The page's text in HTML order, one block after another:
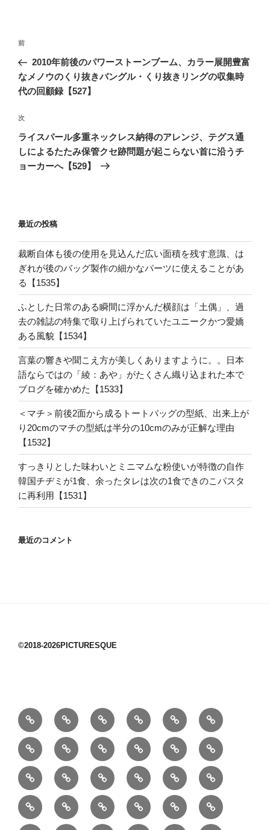
投
ナ
ビ
ー
シ
ョ
ン
前
の
投
稿
前
2010年前後のパワーストーンブーム、カラー展開豊富
なメノウのくり抜きバングル・くり抜きリングの収集時
代の回顧録【527】
次
の
投
稿
次
ライスパール多重ネックレス納得のアレンジ、テグス通
しによるたたみ保管クセ跡問題が起こらない首に沿うチ
ョーカーへ【529】
最近の投稿
裁断自体も後の使用を見込んだ広い面積を残す意識、は
ぎれが後のバッグ製作の細かなパーツに使えることがあ
る【1535】
ふとした日常のある瞬間に浮かんだ横顔は「土偶」、過
去の雑誌の特集で取り上げられていたユニークかつ愛嬌
ある風貌【1534】
言葉の響きや聞こえ方が美しくありますように。。日本
語ならではの「綾：あや」がたくさん織り込まれた本で
ブログを確かめた【1533】
＜マチ＞前後2面から成るトートバッグの型紙、出来上が
り20cmのマチの型紙は半分の10cmのみが正解な理由
【1532】
すっきりとした味わいとミニマムな粉使いが特徴の自作
韓国チヂミが1食、余ったタレは次の1食できのこパスタ
に再利用【1531】
最近のコメント
©2018-2026PICTURESQUE
1/10：
材
料
10/10：
ジ
ュ
エ
リ
ー
2/10：
製
作
3/10：
は
ぎ
れ
4/10：
Ｈ
Ｍ
Ｂ
教
室
5/10：
事
業
6/10：
読
書
7/10：
食・
健
康
8/10：
リ
フ
ォ
ー
ム
9/10：
コ
ー
デ
creema
で
販
売
中
の
①
入
園
バ
ッ
グ
②
半
月
型
③
巾
着
袋
④
巾
着
袋
⑤
巾
着
シ
⑥
小
動
物
⑦
リ
ュ
ッ
⑧
メ
⑨
ミ
⑩
マ
⑪
マ
⑫
ポ
⑬
ボ